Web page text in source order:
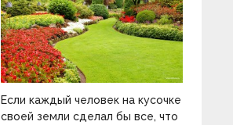
Если каждый человек на кусочке
своей земли сделал бы все, что